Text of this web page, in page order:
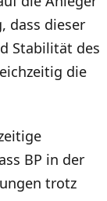
dass dieser
Stabilität des
die
BP in der
trotz